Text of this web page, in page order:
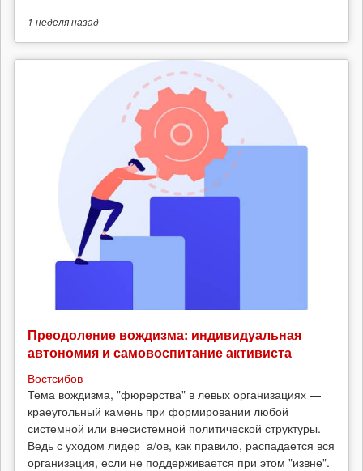
1 неделяназад
Преодоление вождизма: индивидуальная
автономия и самовоспитание активиста
Востсибов
Тема вождизма, "фюрерства" в левых организациях —
краеугольный камень при формировании любой
системной или внесистемной политической структуры.
Ведь с уходом лидер_а/ов, как правило, распадается вся
организация, если не поддерживается при этом "извне".